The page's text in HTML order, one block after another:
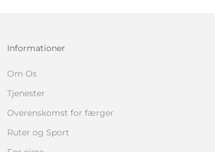
Informationer
Om Os
Tjenester
Overenskomst for færger
Ruter og Sport